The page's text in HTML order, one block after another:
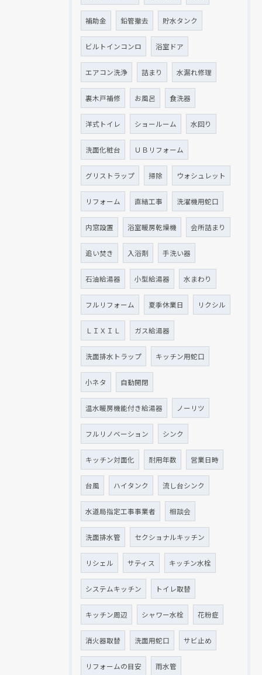
補助金 鉛管撤去 貯水タンク
ビルトインコンロ 浴室ドア
エアコン洗浄 詰まり 水漏れ修理
裏木戸補修 お風呂 食洗器
洋式トイレ ショールーム 水回り
洗面化粧台 ＵＢリフォーム
グリストラップ 掃除 ウォシュレット
リフォーム 直結工事 洗濯機用蛇口
内窓設置 浴室暖房乾燥機 会所詰まり
追い焚き 入浴剤 手洗い器
石油給湯器 小型給湯器 水まわり
フルリフォーム 夏季休業日 リクシル
ＬＩＸＩＬ ガス給湯器
洗面排水トラップ キッチン用蛇口
小ネタ 自動開閉
温水暖房機能付き給湯器 ノーリツ
フルリノベーション シンク
キッチン対面化 耐用年数 営業日時
台風 ハイタンク 流し台シンク
水道局指定工事事業者 相談会
洗面排水管 セクショナルキッチン
リシェル サティス キッチン水栓
システムキッチン トイレ取替
キッチン周辺 シャワー水栓 花粉症
消火器取替 洗面用蛇口 サビ止め
リフォームの目安 雨水管